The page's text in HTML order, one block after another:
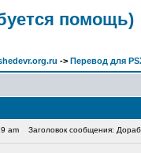
помощь)
-> Перевод для
am Заголовок сообщения: